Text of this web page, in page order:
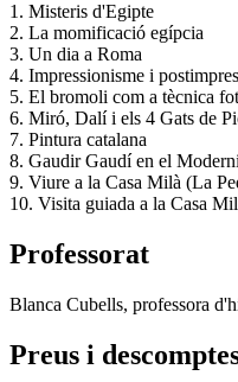
1. Misteris d'Egipte
2. La momificació egípcia
3. Un dia a Roma
4. Impressionisme i
5. El bromoli com a tècnica
6. Miró, Dalí i els 4 Gats de
7. Pintura catalana
8. Gaudir Gaudí en el
9. Viure a la Casa Milà (La
10. Visita guiada a la Casa
Professorat
Blanca Cubells, professora
Preus i